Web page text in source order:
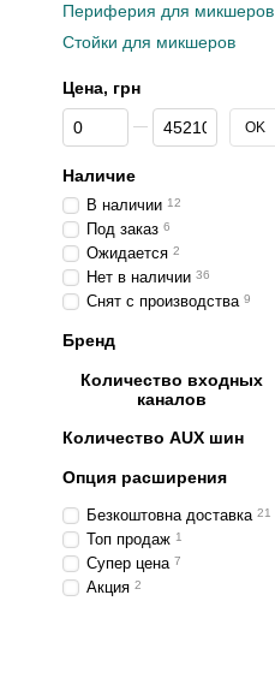
Периферия для микшеров
Стойки для микшеров
Цена, грн
От Цена, грн
До Цена, грн OK
Наличие
В наличии 12
Под заказ 6
Ожидается 2
Нет в наличии 36
Снят с производства 9
Бренд
Количество входных
каналов
Количество AUX шин
Опция расширения
Безкоштовна доставка 21
Топ продаж 1
Супер цена 7
Акция 2